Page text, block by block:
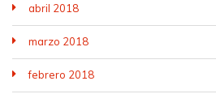
abril 2018
marzo 2018
febrero 2018